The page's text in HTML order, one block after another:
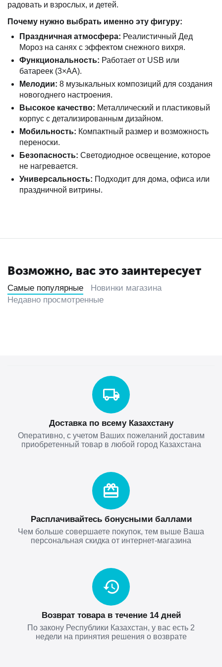
радовать и взрослых, и детей.
Почему нужно выбрать именно эту фигуру:
Праздничная атмосфера: Реалистичный Дед
Мороз на санях с эффектом снежного вихря.
Функциональность: Работает от USB или
батареек (3×АА).
Мелодии: 8 музыкальных композиций для создания
новогоднего настроения.
Высокое качество: Металлический и пластиковый
корпус с детализированным дизайном.
Мобильность: Компактный размер и возможность
переноски.
Безопасность: Светодиодное освещение, которое
не нагревается.
Универсальность: Подходит для дома, офиса или
праздничной витрины.
Возможно, вас это заинтересует
Самые популярные
Новинки магазина
Недавно просмотренные
Доставка по всему Казахстану
Оперативно, с учетом Ваших пожеланий доставим
приобретенный товар в любой город Казахстана
Расплачивайтесь бонусными баллами
Чем больше совершаете покупок, тем выше Ваша
персональная скидка от интернет-магазина
Возврат товара в течение 14 дней
По закону Республики Казахстан, у вас есть 2
недели на принятия решения о возврате